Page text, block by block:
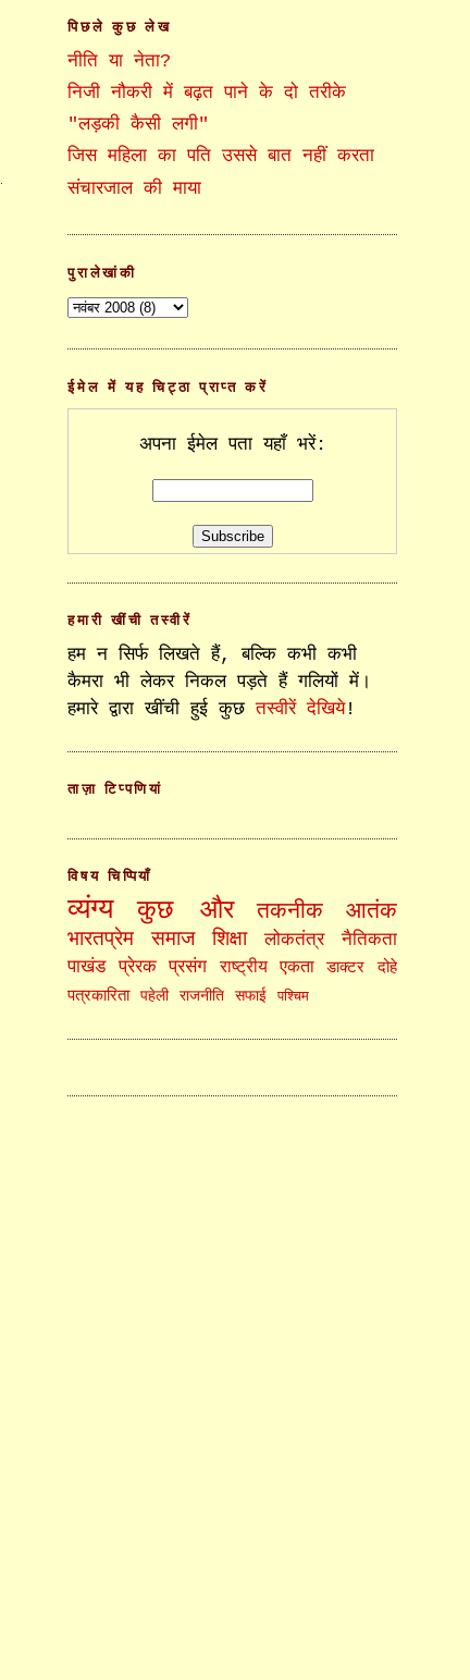
पिछले कुछ लेख
नीति या नेता?
निजी नौकरी में बढ़त पाने के दो तरीके
"लड़की कैसी लगी"
जिस महिला का पति उससे बात नहीं करता
संचारजाल की माया
पुरालेखांकी
ईमेल में यह चिट्ठा प्राप्त करें
अपना ईमेल पता यहाँ भरें:
हमारी खींची तस्वीरें
हम न सिर्फ लिखते हैं, बल्कि कभी कभी
कैमरा भी लेकर निकल पड़ते हैं गलियों में।
हमारे द्वारा खींची हुई कुछतस्वीरें देखिये!
ताज़ा टिप्पणियां
विषय चिप्पियाँ
व्यंग्य कुछ और तकनीक आतंक
भारतप्रेम समाज शिक्षा लोकतंत्र
नैतिकता
पाखंड
प्रेरक प्रसंग राष्ट्रीय एकता डाक्टर
दोहे
पत्रकारिता
पहेली राजनीति सफाई पश्चिम